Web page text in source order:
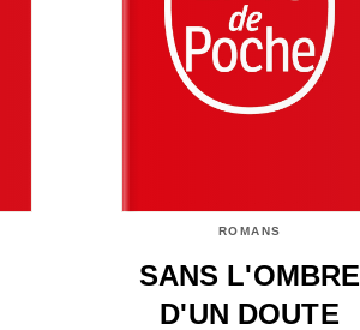
ROMANS
SANS L'OMBRE
D'UN DOUTE